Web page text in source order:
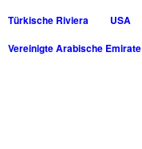
Türkische Riviera
USA
Vereinigte Arabische Emirate